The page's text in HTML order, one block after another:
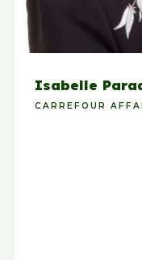
Isabelle
CARREFOUR